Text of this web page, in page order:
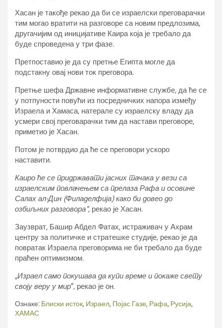
Хасан је такође рекао да би се израелски преговарачки
тим могао вратити на разговоре са новим предлозима,
другачијим од иницијативе Каира која је требало да
буде спроведена у три фазе.
Претпоставио је да су претње Египта могле да
подстакну овај нови ток преговора.
Претње шефа Државне информативне службе, да ће се
у потпуности повући из посредничких напора између
Израела и Хамаса, натерале су израелску владу да
усмери свој преговарачки тим да настави преговоре,
приметио је Хасан.
Потом је потврдио да ће се преговори ускоро
наставити.
Каиро ће се придржавати јасних тачака у вези са
израелским повлачењем са прелаза Рафа и осовине
Салах ал-Дин (Филаделфија) како би довео до
озбиљних разговора“, рекао је Хасан.
Заузврат, Башир Абдел Фатах, истраживач у Ахрам
центру за политичке и стратешке студије, рекао је да
повратак Израела преговорима не би требало да буде
праћен оптимизмом.
„Израел само покушава да купи време и покаже свету
своју веру у мир“, рекао је он.
Ознаке: Блиски исток, Израел, Појас Газе, Рафа, Русија,
ХАМАС